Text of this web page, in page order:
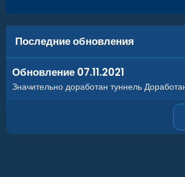
Последние обновления
Обновление 07.11.2021
Значительно доработан туннель